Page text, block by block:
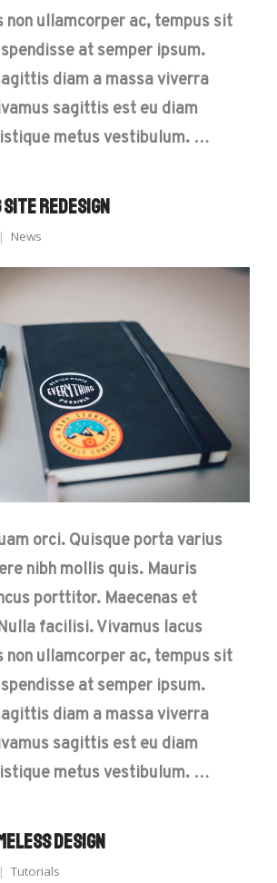
non ullamcorper ac, tempus sit
at semper ipsum.
diam a massa viverra
sagittis est eu diam
metus vestibulum. …
Site Redesign
News
orci. Quisque porta varius
nibh mollis quis. Mauris
porttitor. Maecenas et
facilisi. Vivamus lacus
non ullamcorper ac, tempus sit
at semper ipsum.
diam a massa viverra
sagittis est eu diam
metus vestibulum. …
Design
Tutorials